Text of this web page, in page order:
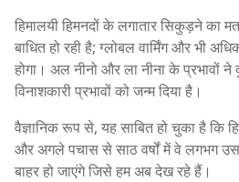
हिमालयी हिमनदों के लगातार सिकुड़ने का
बाधित हो रही है; ग्लोबल वार्मिंग और भी
होगा। अल नीनो और ला नीना के प्रभावों ने
विनाशकारी प्रभावों को जन्म दिया है।
वैज्ञानिक रूप से, यह साबित हो चुका है कि
और अगले पचास से साठ वर्षों में वे लगभग
बाहर हो जाएंगे जिसे हम अब देख रहे हैं।